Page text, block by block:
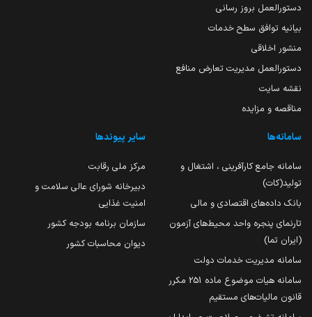
دستورالعمل بروز رسانی
بیانیه توافق سطح خدمات
منشور اخلاقی
دستورالعمل مدیریت تعارض منافع
نقشه سایت
مناقصه و مزایده
سامانه‌ها
سامانه جامع کارآفرینی ، اشتغال و
تولید(کات)
بانک داده‌های اقتصادی و مالی
تارنمای پنجره واحد محیط‌های آزمون
(ایران تما)
سامانه مدیریت خدمات دولت
سامانه هیات موضوع ماده 251 مکرر
قانون مالیات‌های مستقیم
سایر پیوندها
مرکز ملی رقابت
دبیرخانه شورای عالی سلامت و
امنیت غذایی
سازمان برنامه بودجه کشور
دیوان محاسبات کشور